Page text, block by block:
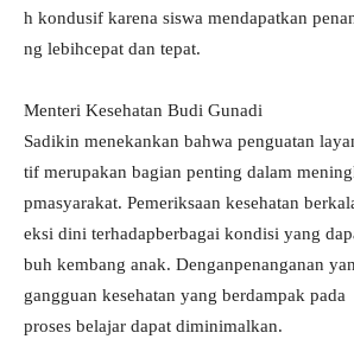
h kondusif karena siswa mendapatkan
ng lebihcepat dan tepat.
Menteri Kesehatan Budi Gunadi
Sadikin menekankan bahwa penguatan
tif merupakan bagian penting dalam
pmasyarakat. Pemeriksaan kesehatan
eksi dini terhadapberbagai kondisi yang
buh kembang anak. Denganpenanganan
gangguan kesehatan yang berdampak pada
proses belajar dapat diminimalkan.